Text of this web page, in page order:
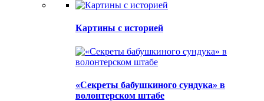
Картины с историей
«Секреты бабушкиного сундука» в
волонтерском штабе